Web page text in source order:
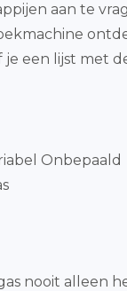
aan te
een lijst met
Onbepaald
nooit alleen